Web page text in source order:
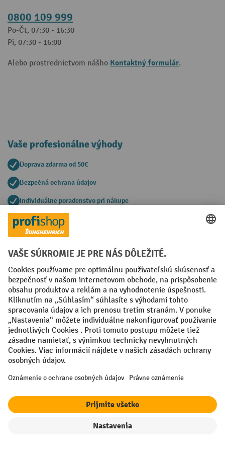
0800 109 999
Po-Čt, 07:30 - 16:30
Pi, 07:30 - 16:00
Alebo prostredníctvom nášho Kontaktný formulár.
Vaše profesionálne výhody
Doprava zdarma od 50€
Bezpečná ochrana údajov
Individuálne poradenstvo pri nákupe
Spôsoby platby
Faktúra Predplatba
Sociálne siete
Facebook
YouTube
LinkedIn
Nastavenia ochrany osobných údajov
All prices excl. VAT plus shipping costsand possible delivery charges,
if not stated otherwise.